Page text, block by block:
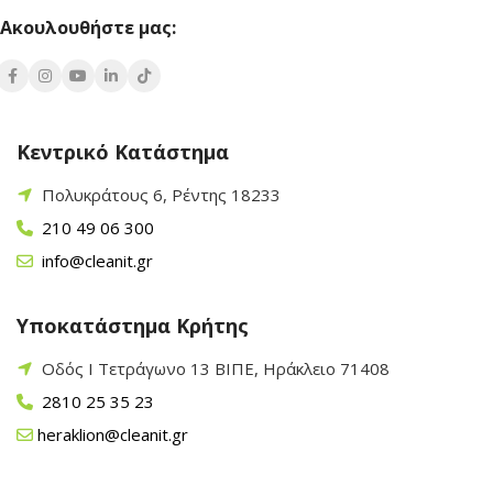
Ακουλουθήστε μας:
Κεντρικό Κατάστημα
Πολυκράτους 6, Ρέντης 18233
210 49 06 300
info@cleanit.gr
Υποκατάστημα Κρήτης
Οδός Ι Τετράγωνο 13 ΒΙΠΕ, Ηράκλειο 71408
2810 25 35 23
heraklion@cleanit.gr